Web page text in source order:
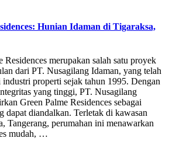
Hunian Idaman di Tigaraksa,
Residences merupakan salah satu proyek
dari PT. Nusagilang Idaman, yang telah
industri properti sejak tahun 1995. Dengan
yang tinggi, PT. Nusagilang
Green Palme Residences sebagai
dapat diandalkan. Terletak di kawasan
Tangerang, perumahan ini menawarkan
mudah, …